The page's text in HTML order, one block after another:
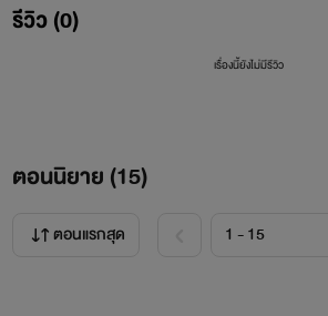
รีวิว (0)
เรื่องนี้ยังไม่มีรีวิว
ตอนนิยาย (15)
ตอนแรกสุด